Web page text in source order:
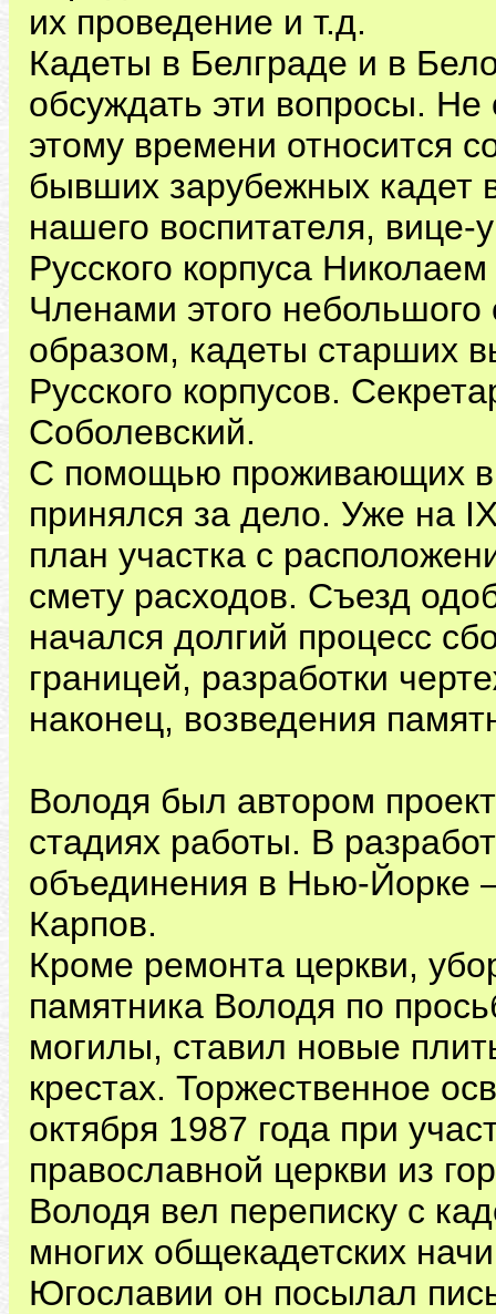
их проведение и т.д.
Кадеты в Белграде и в
обсуждать эти вопросы.
этому времени относится
бывших зарубежных кадет
нашего воспитателя,
Русского корпуса
Членами этого
образом, кадеты старших
Русского корпусов.
Соболевский.
С помощью проживающих в
принялся за дело. Уже на
план участка с
смету расходов. Съезд
начался долгий процесс
границей, разработки
наконец, возведения
Володя был автором
стадиях работы. В
объединения в Нью-Йорке
Карпов.
Кроме ремонта церкви,
памятника Володя по
могилы, ставил новые
крестах. Торжественное
октября 1987 года при
православной церкви из
Володя вел переписку с
многих общекадетских
Югославии он посылал